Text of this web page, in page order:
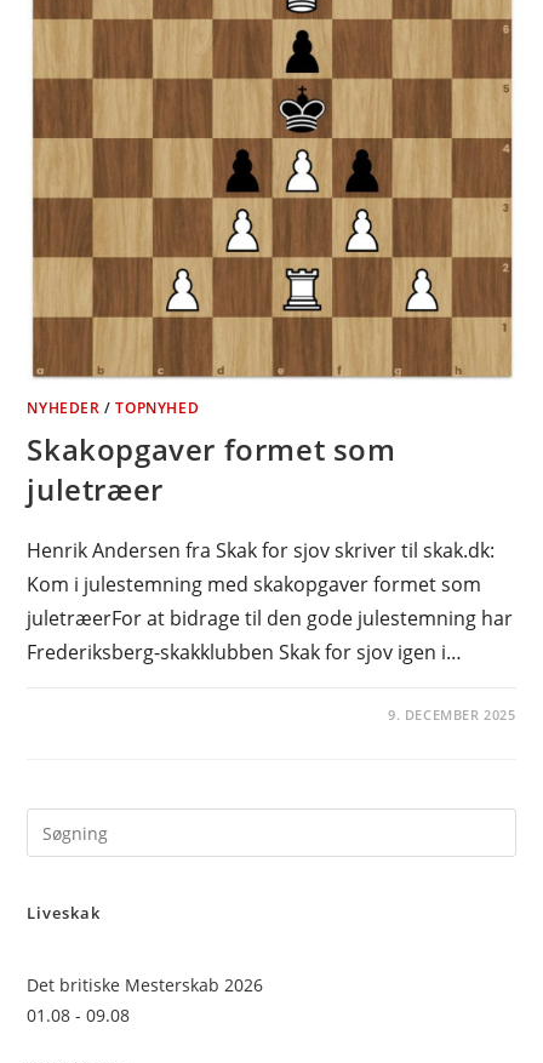
NYHEDER /TOPNYHED
Skakopgaver formet som
juletræer
Henrik Andersen fra Skak for sjov skriver til skak.dk:
Kom i julestemning med skakopgaver formet som
juletræerFor at bidrage til den gode julestemning har
Frederiksberg-skakklubben Skak for sjov igen i…
9. DECEMBER 2025
Liveskak
Det britiske Mesterskab 2026
01.08 - 09.08